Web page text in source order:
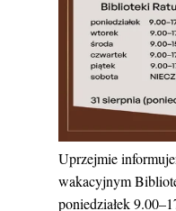
Uprzejmie
wakacyjnym
poniedziałek